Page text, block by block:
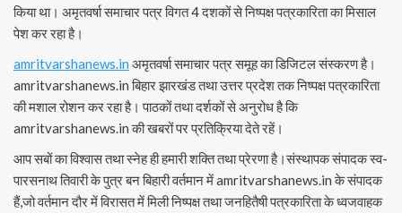
किया था। अमृतवर्षा समाचार पत्र विगत 4 दशकों से निष्पक्ष पत्रकारिता का मिसाल
पेश कर रहा है।
amritvarshanews.in अमृतवर्षा समाचार पत्र समूह का डिजिटल संस्करण है।
amritvarshanews.in बिहार झारखंड तथा उत्तर प्रदेश तक निष्पक्ष पत्रकारिता
की मशाल रोशन कर रहा है। पाठकों तथा दर्शकों से अनुरोध है कि
amritvarshanews.in की खबरों पर प्रतिक्रिया देते रहें।
आप सबों का विश्वास तथा स्नेह ही हमारी शक्ति तथा प्रेरणा है।संस्थापक संपादक स्व-
पारसनाथ तिवारी के पुत्र बन बिहारी वर्तमान में amritvarshanews.in के संपादक
हैं,जो वर्तमान दौर में विरासत में मिली निष्पक्ष तथा जनहितैषी पत्रकारिता के ध्वजवाहक